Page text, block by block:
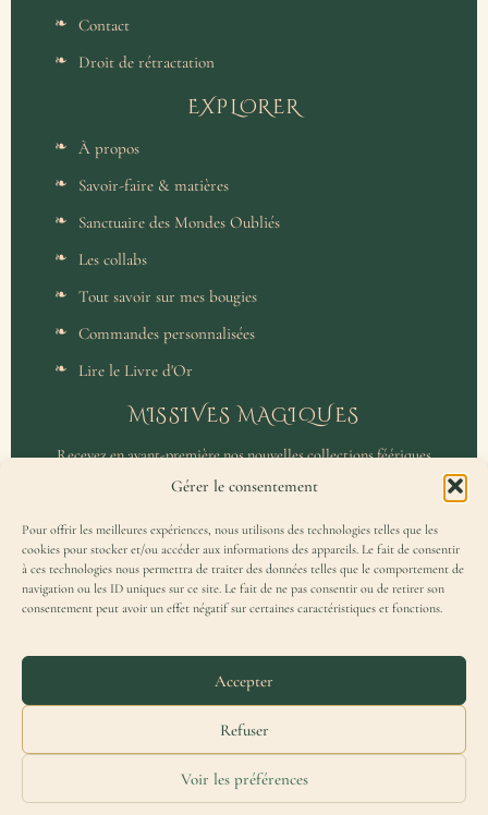
Gérer le consentement
Pour offrir les meilleures expériences, nous utilisons des technologies telles que les
cookies pour stocker et/ou accéder aux informations des appareils. Le fait de consentir
à ces technologies nous permettra de traiter des données telles que le comportement de
navigation ou les ID uniques sur ce site. Le fait de ne pas consentir ou de retirer son
consentement peut avoir un effet négatif sur certaines caractéristiques et fonctions.
Accepter
Refuser
Voir les préférences
Contact
Droit de rétractation
EXPLORER
À propos
Savoir-faire & matières
Sanctuaire des Mondes Oubliés
Les collabs
Tout savoir sur mes bougies
Commandes personnalisées
Lire le Livre d'Or
MISSIVES MAGIQUES
Recevez en avant-première nos nouvelles collections féériques
et un accès privilégié aux coulisses de l'atelier.
J'accepte de recevoir la Missive Magique et j'ai lu lapolitique de
Merydar® est une marque française déposée à l'INPI — Tous droits réservés.